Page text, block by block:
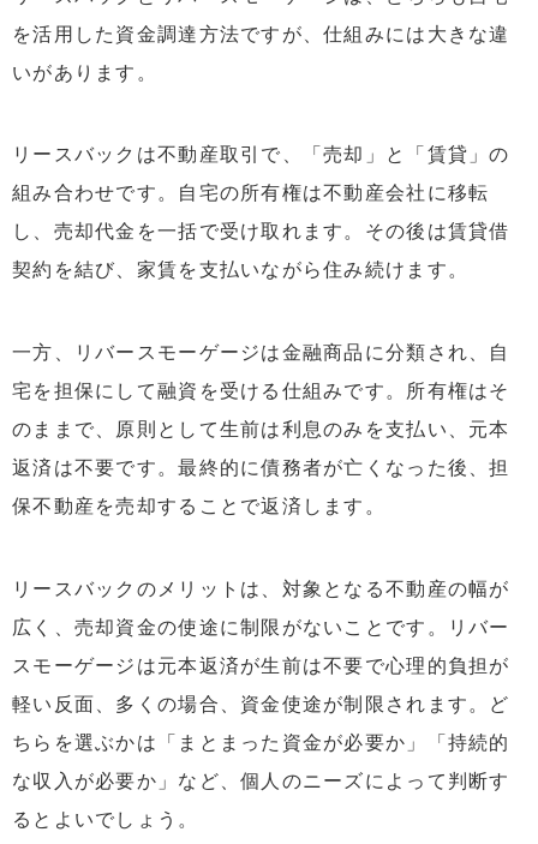
を活用した資金調達方法ですが、仕組みには大きな違
いがあります。
リースバックは不動産取引で、「売却」と「賃貸」の
組み合わせです。自宅の所有権は不動産会社に移転
し、売却代金を一括で受け取れます。その後は賃貸借
契約を結び、家賃を支払いながら住み続けます。
一方、リバースモーゲージは金融商品に分類され、自
宅を担保にして融資を受ける仕組みです。所有権はそ
のままで、原則として生前は利息のみを支払い、元本
返済は不要です。最終的に債務者が亡くなった後、担
保不動産を売却することで返済します。
リースバックのメリットは、対象となる不動産の幅が
広く、売却資金の使途に制限がないことです。リバー
スモーゲージは元本返済が生前は不要で心理的負担が
軽い反面、多くの場合、資金使途が制限されます。ど
ちらを選ぶかは「まとまった資金が必要か」「持続的
な収入が必要か」など、個人のニーズによって判断す
るとよいでしょう。